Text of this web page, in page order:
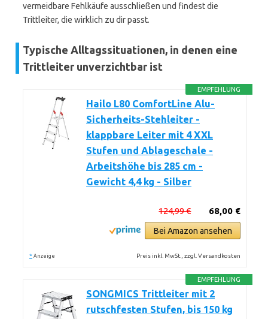
vermeidbare Fehlkäufe ausschließen und findest die
Trittleiter, die wirklich zu dir passt.
Typische Alltagssituationen, in denen eine
Trittleiter unverzichtbar ist
EMPFEHLUNG
Hailo L80 ComfortLine Alu-
Sicherheits-Stehleiter -
klappbare Leiter mit 4 XXL
Stufen und Ablageschale -
Arbeitshöhe bis 285 cm -
Gewicht 4,4 kg - Silber
68,00 €
124,99 €
Bei Amazon ansehen
* Anzeige Preis inkl. MwSt., zzgl. Versandkosten
EMPFEHLUNG
SONGMICS Trittleiter mit 2
rutschfesten Stufen, bis 150 kg